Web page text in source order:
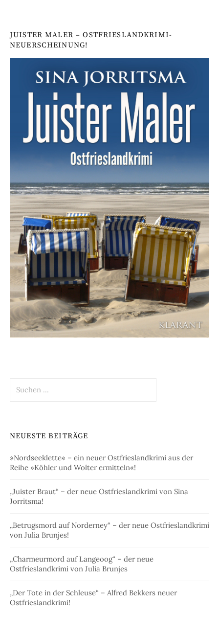
JUISTER MALER – OSTFRIESLANDKRIMI-
NEUERSCHEINUNG!
nach:
NEUESTE BEITRÄGE
»Nordseeklette« – ein neuer Ostfrieslandkrimi aus der
Reihe »Köhler und Wolter ermitteln«!
„Juister Braut“ – der neue Ostfrieslandkrimi von Sina
Jorritsma!
„Betrugsmord auf Norderney“ – der neue Ostfrieslandkrimi
von Julia Brunjes!
„Charmeurmord auf Langeoog“ – der neue
Ostfrieslandkrimi von Julia Brunjes
„Der Tote in der Schleuse“ – Alfred Bekkers neuer
Ostfrieslandkrimi!